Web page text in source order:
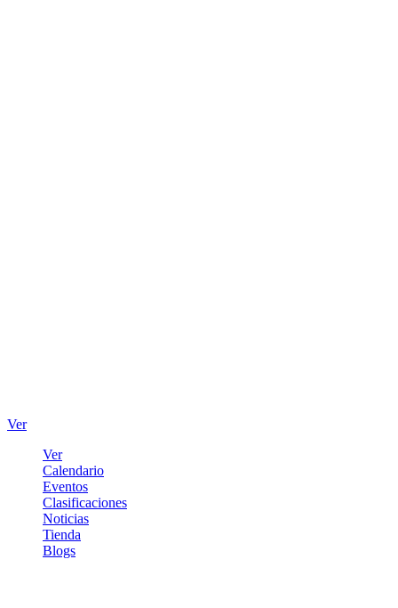
Ver
Ver
Calendario
Eventos
Clasificaciones
Noticias
Tienda
Blogs